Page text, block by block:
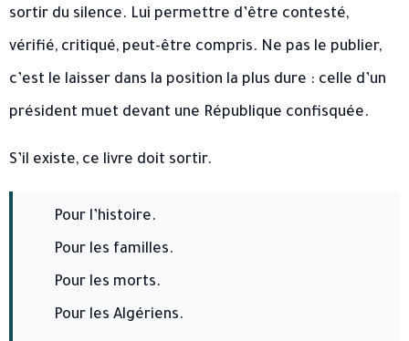
sortir du silence. Lui permettre d’être contesté,
vérifié, critiqué, peut-être compris. Ne pas le publier,
c’est le laisser dans la position la plus dure : celle d’un
président muet devant une République confisquée.
S’il existe, ce livre doit sortir.
Pour l’histoire.
Pour les familles.
Pour les morts.
Pour les Algériens.